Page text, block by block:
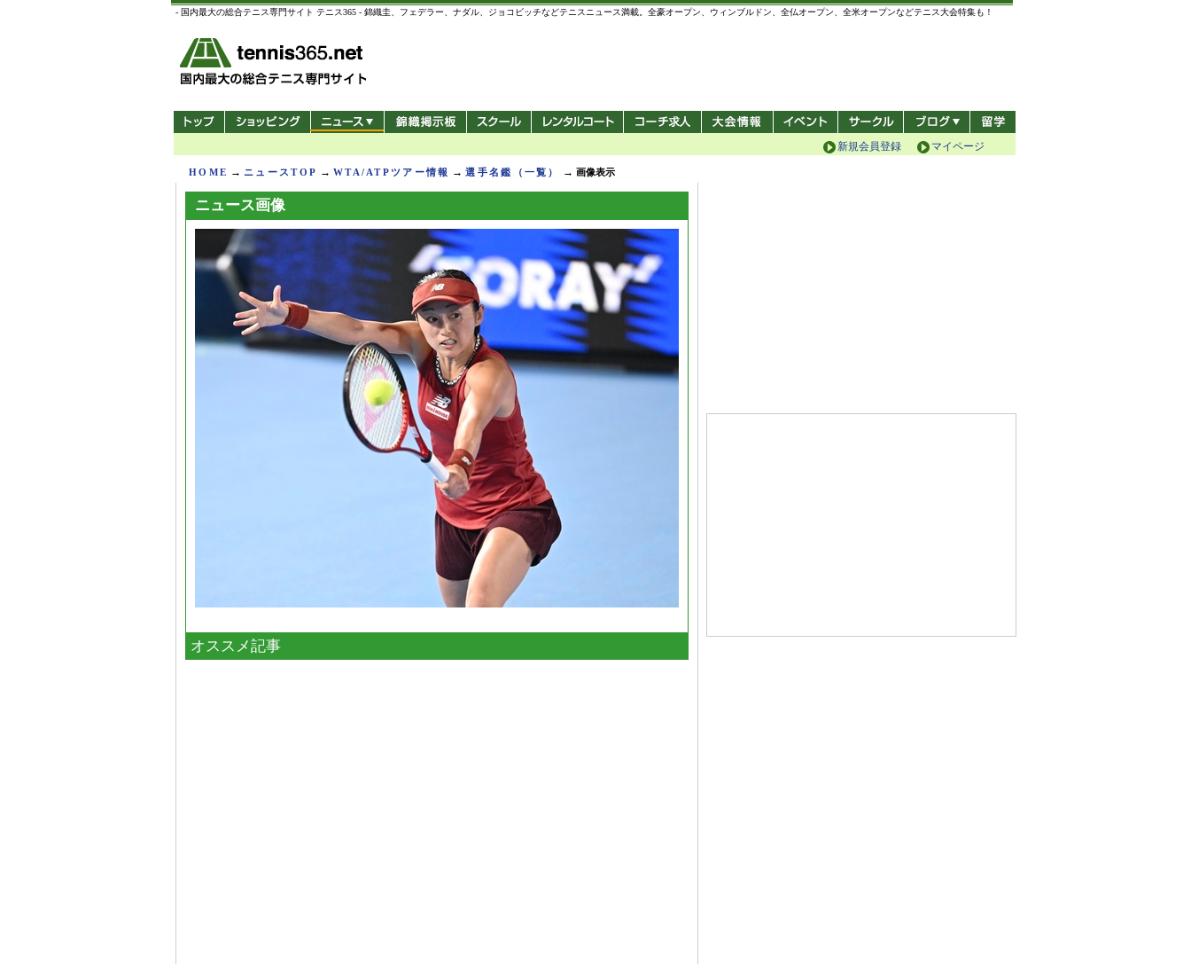
- 国内最大の総合テニス専門サイト テニス365 - 錦織圭、フェデラー、ナダル、ジョコビッチなどテニスニュース満載。全豪オープン、ウィンブルドン、全仏オープン、全米オープンなどテニス大会特集も！
マイページ
新規会員登録
HOME → ニュースTOP →WTA/ATPツアー情報 →選手名鑑（一覧） → 画像表示
ニュース画像
オススメ記事